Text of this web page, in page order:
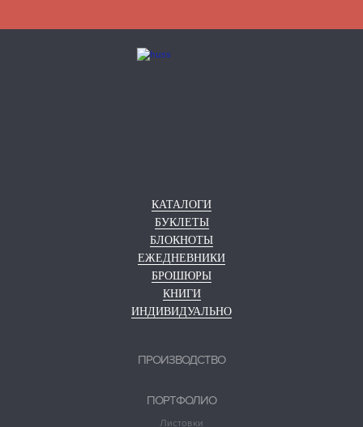
КАТАЛОГИ
БУКЛЕТЫ
БЛОКНОТЫ
ЕЖЕДНЕВНИКИ
БРОШЮРЫ
КНИГИ
ИНДИВИДУАЛЬНО
ПРОИЗВОДСТВО
ПОРТФОЛИО
Листовки